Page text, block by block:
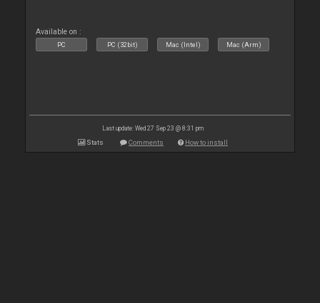
Available on :
PC PC (32bit) Mac (Intel) Mac (Arm)
Last update: Wed 27 Sep 23 @ 8:31 pm
Stats Comments How to install